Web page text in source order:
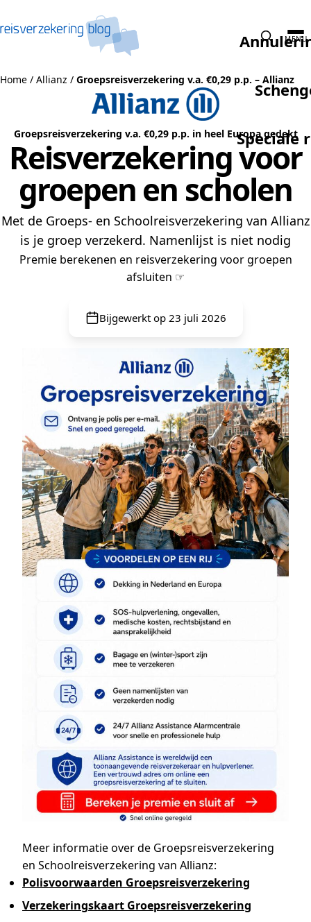
Speciale
MENU
Home / Allianz / Groepsreisverzekering v.a. €0,29 p.p. – Allianz
Groepsreisverzekering v.a. €0,29 p.p. in heel Europa gedekt
Reisverzekering voor
groepen en scholen
Met de Groeps- en Schoolreisverzekering van Allianz
is je groep verzekerd. Namenlijst is niet nodig
Premie berekenen en reisverzekering voor groepen
afsluiten ☞
Bijgewerkt op 23 juli 2026
Meer informatie over de Groepsreisverzekering
en Schoolreisverzekering van Allianz:
Polisvoorwaarden Groepsreisverzekering
Verzekeringskaart Groepsreisverzekering